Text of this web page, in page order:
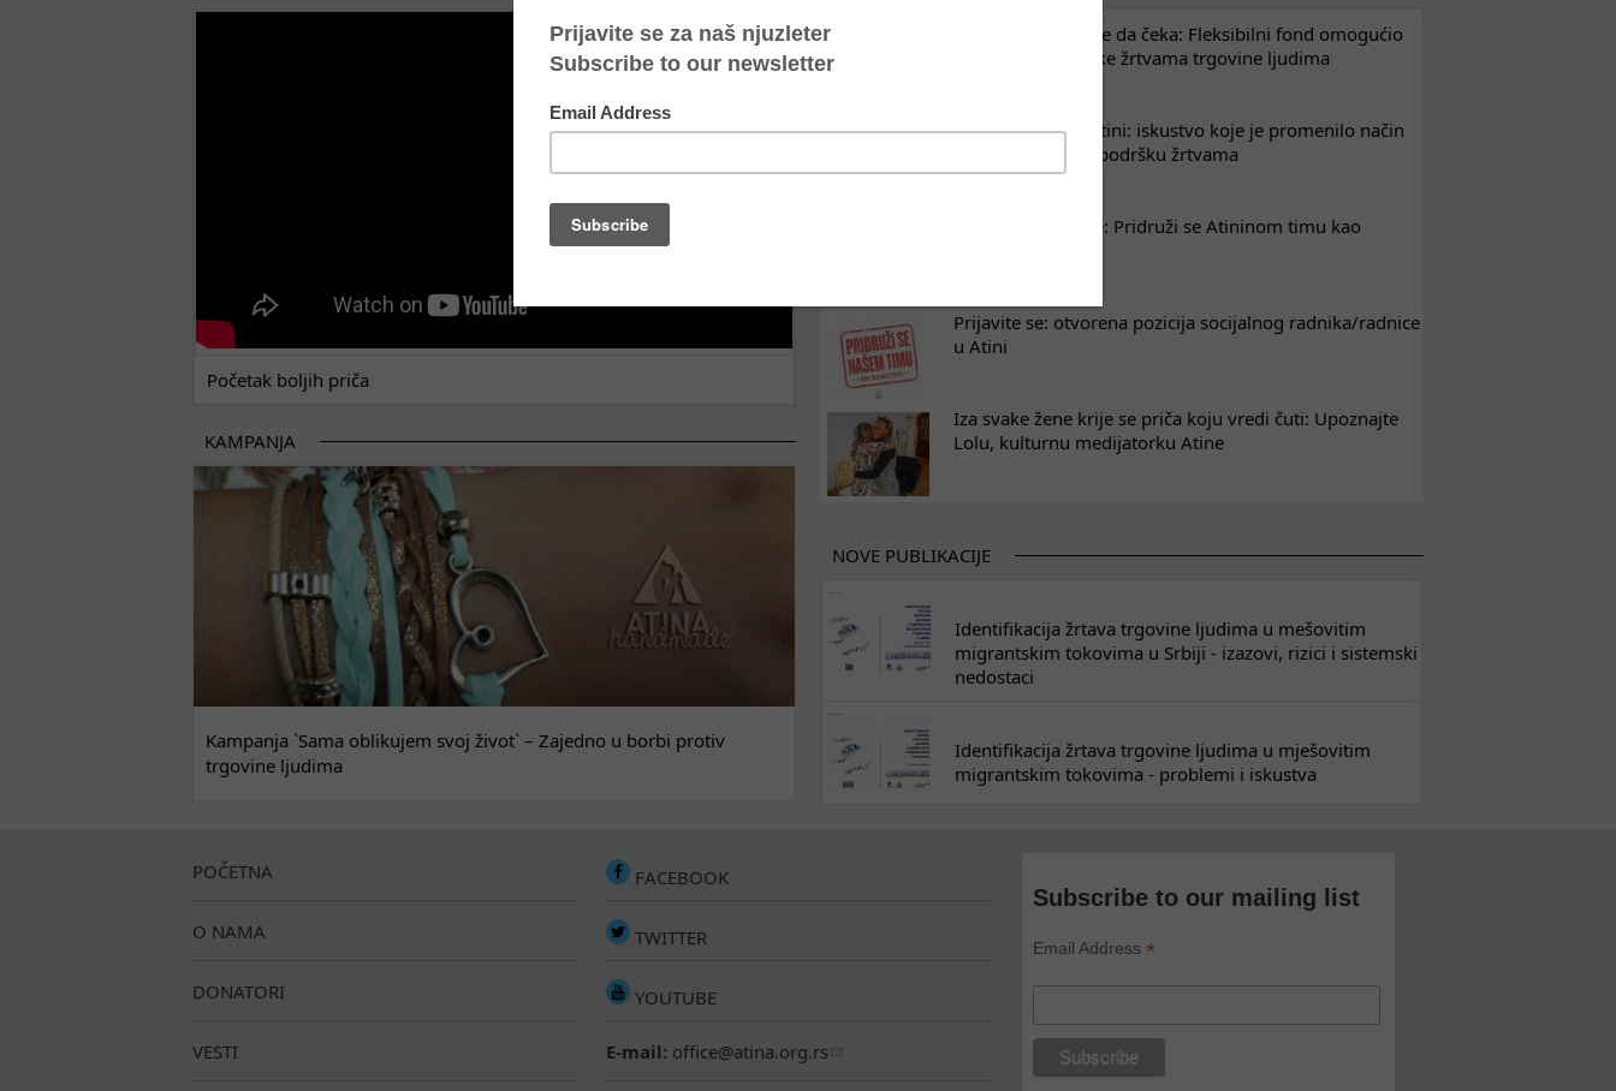
Početak boljih priča
KAMPANJA
Kampanja `Sama oblikujem svoj život` – Zajedno u borbi protiv
trgovine ljudima
Oporavak ne može da čeka: Fleksibilni fond omogućio
kontinuitet podrške žrtvama trgovine ljudima
Osam nedelja u Atini: iskustvo koje je promenilo način
na koji razumem podršku žrtvama
Tražimo pojačanje: Pridruži se Atininom timu kao
Prijavite se: otvorena pozicija socijalnog radnika/radnice
u Atini
Iza svake žene krije se priča koju vredi čuti: Upoznajte
Lolu, kulturnu medijatorku Atine
NOVE PUBLIKACIJE
Identifikacija žrtava trgovine ljudima u mešovitim
migrantskim tokovima u Srbiji - izazovi, rizici i sistemski
nedostaci
Identifikacija žrtava trgovine ljudima u mješovitim
migrantskim tokovima - problemi i iskustva
POČETNA
O NAMA
DONATORI
VESTI
FACEBOOK
TWITTER
YOUTUBE
E-mail: office@atina.org.rs
Subscribe to our mailing list
Email Address*